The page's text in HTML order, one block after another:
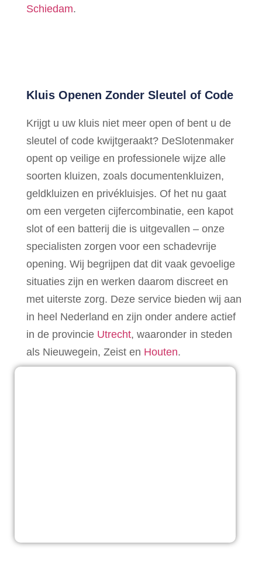
Schiedam.
Kluis Openen Zonder Sleutel of Code
Krijgt u uw kluis niet meer open of bent u de
sleutel of code kwijtgeraakt? DeSlotenmaker
opent op veilige en professionele wijze alle
soorten kluizen, zoals documentenkluizen,
geldkluizen en privékluisjes. Of het nu gaat
om een vergeten cijfercombinatie, een kapot
slot of een batterij die is uitgevallen – onze
specialisten zorgen voor een schadevrije
opening. Wij begrijpen dat dit vaak gevoelige
situaties zijn en werken daarom discreet en
met uiterste zorg. Deze service bieden wij aan
in heel Nederland en zijn onder andere actief
in de provincie Utrecht, waaronder in steden
als Nieuwegein, Zeist en Houten.